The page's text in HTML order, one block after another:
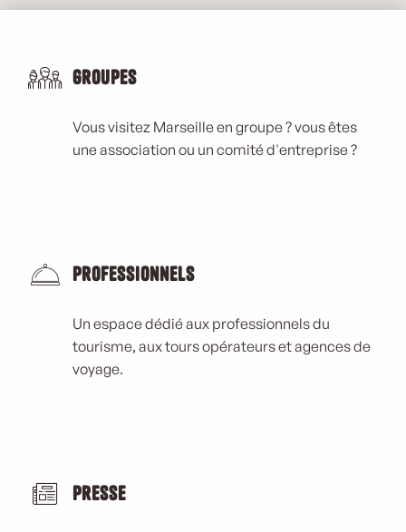
Groupes
Vous visitez Marseille en groupe ? vous êtes
une association ou un comité d'entreprise ?
Professionnels
Un espace dédié aux professionnels du
tourisme, aux tours opérateurs et agences de
voyage.
Presse